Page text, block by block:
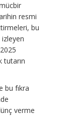
resmi
bu
tutarın
bu fıkra
verme